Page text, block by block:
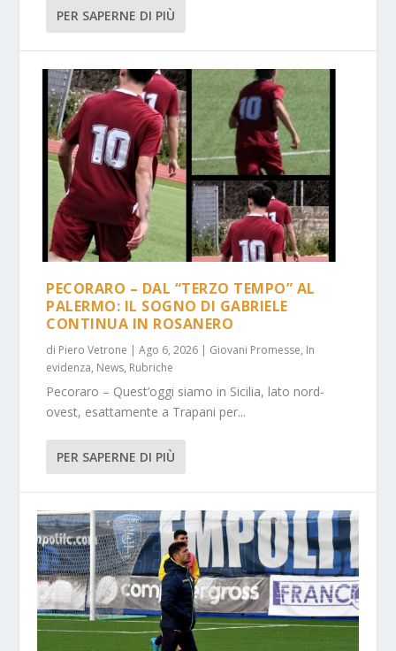
PER SAPERNE DI PIÙ
PECORARO – DAL “TERZO TEMPO” AL
PALERMO: IL SOGNO DI GABRIELE
CONTINUA IN ROSANERO
di Piero Vetrone |Ago 6, 2026 | Giovani Promesse, In
evidenza, News, Rubriche
Pecoraro – Quest’oggi siamo in Sicilia, lato nord-
ovest, esattamente a Trapani per...
PER SAPERNE DI PIÙ